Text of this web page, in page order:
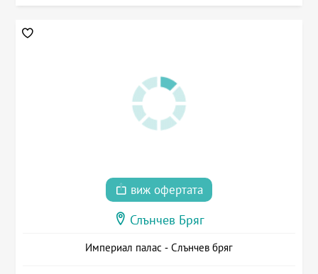
виж офертата
Слънчев Бряг
Империал палас - Слънчев бряг